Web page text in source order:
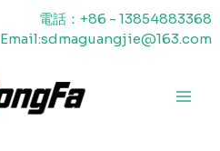
電話：+86 - 13854883368
Email:sdmaguangjie@163.com